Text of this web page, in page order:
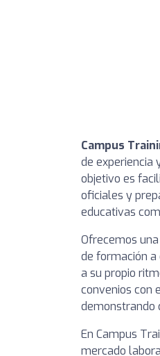
Campus
de experiencia
objetivo es
oficiales y
educativas
Ofrecemos una
de formación
a su propio
convenios con
demonstrando
En Campus
mercado